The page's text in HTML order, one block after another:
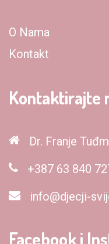
O Nama
Kontakt
Kontaktirajte
Dr. Franje
+387 63 840
info@djecji-
Facebook i